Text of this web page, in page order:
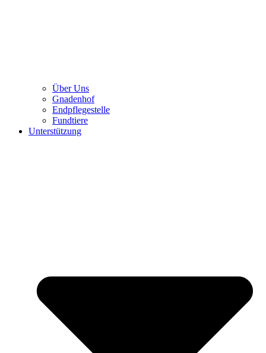
Über Uns
Gnadenhof
Endpflegestelle
Fundtiere
Unterstützung